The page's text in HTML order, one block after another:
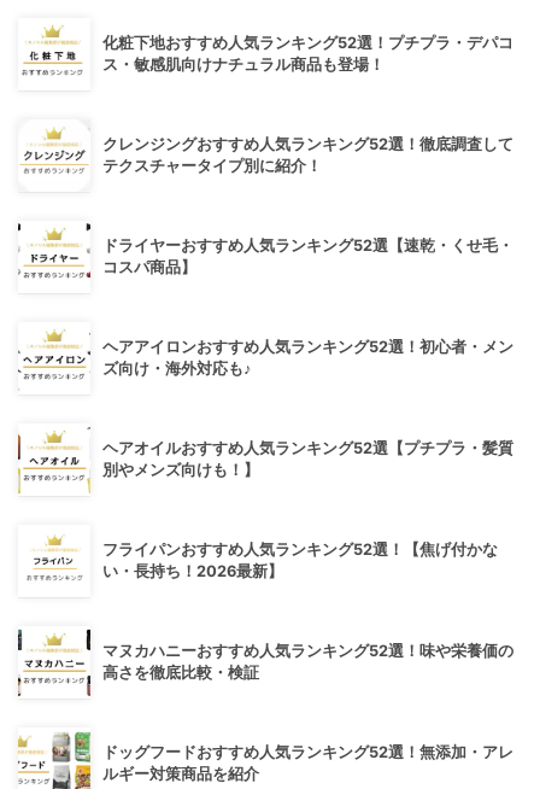
化粧下地おすすめ人気ランキング52選！プチプラ・デパコ
ス・敏感肌向けナチュラル商品も登場！
クレンジングおすすめ人気ランキング52選！徹底調査して
テクスチャータイプ別に紹介！
ドライヤーおすすめ人気ランキング52選【速乾・くせ毛・
コスパ商品】
ヘアアイロンおすすめ人気ランキング52選！初心者・メン
ズ向け・海外対応も♪
ヘアオイルおすすめ人気ランキング52選【プチプラ・髪質
別やメンズ向けも！】
フライパンおすすめ人気ランキング52選！【焦げ付かな
い・長持ち！2026最新】
マヌカハニーおすすめ人気ランキング52選！味や栄養価の
高さを徹底比較・検証
ドッグフードおすすめ人気ランキング52選！無添加・アレ
ルギー対策商品を紹介